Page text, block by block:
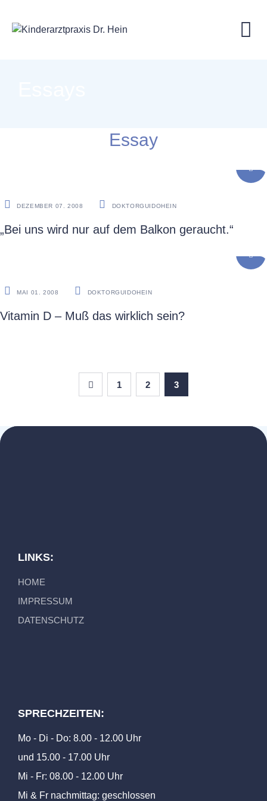
Essay
DEZEMBER 07. 2008 DOKTORGUIDOHEIN
„Bei uns wird nur auf dem Balkon geraucht.“
MAI 01. 2008 DOKTORGUIDOHEIN
Vitamin D – Muß das wirklich sein?
1 2 3
LINKS:
HOME
IMPRESSUM
DATENSCHUTZ
SPRECHZEITEN:
Mo - Di - Do: 8.00 - 12.00 Uhr
und 15.00 - 17.00 Uhr
Mi - Fr: 08.00 - 12.00 Uhr
Mi & Fr nachmittag: geschlossen